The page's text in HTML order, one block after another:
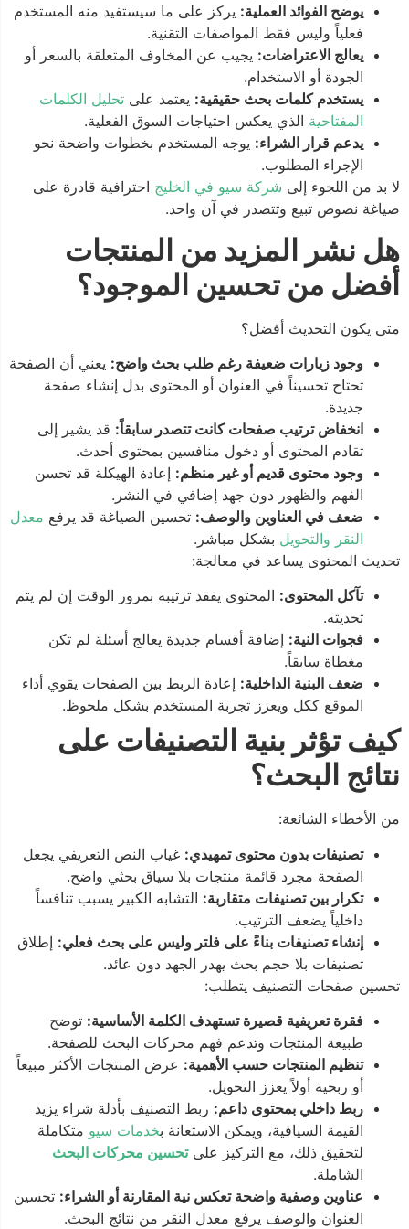
يوضح الفوائد العملية:يركز على ما سيستفيد منه المستخدم
فعلياً وليس فقط المواصفات التقنية.
يعالج الاعتراضات:يجيب عن المخاوف المتعلقة بالسعر أو
الجودة أو الاستخدام.
يستخدم كلمات بحث حقيقية:يعتمد على تحليل الكلمات
المفتاحيةالذي يعكس احتياجات السوق الفعلية.
يدعم قرار الشراء:يوجه المستخدم بخطوات واضحة نحو
الإجراء المطلوب.
لا بد من اللجوء إلى شركة سيو في الخليجاحترافية قادرة على
صياغة نصوص تبيع وتتصدر في آن واحد.
هل نشر المزيد من المنتجات
أفضل من تحسين الموجود؟
متى يكون التحديث أفضل؟
وجود زيارات ضعيفة رغم طلب بحث واضح:يعني أن الصفحة
تحتاج تحسيناً في العنوان أو المحتوى بدل إنشاء صفحة
جديدة.
انخفاض ترتيب صفحات كانت تتصدر سابقاً:قد يشير إلى
تقادم المحتوى أو دخول منافسين بمحتوى أحدث.
وجود محتوى قديم أو غير منظم:إعادة الهيكلة قد تحسن
الفهم والظهور دون جهد إضافي في النشر.
ضعف في العناوين والوصف:تحسين الصياغة قد يرفع معدل
النقر والتحويل بشكل مباشر.
تحديث المحتوى يساعد في معالجة:
تآكل المحتوى:المحتوى يفقد ترتيبه بمرور الوقت إن لم يتم
تحديثه.
فجوات النية:إضافة أقسام جديدة يعالج أسئلة لم تكن
مغطاة سابقاً.
ضعف البنية الداخلية:إعادة الربط بين الصفحات يقوي أداء
الموقع ككل ويعزز تجربة المستخدم بشكل ملحوظ.
كيف تؤثر بنية التصنيفات على
نتائج البحث؟
من الأخطاء الشائعة:
تصنيفات بدون محتوى تمهيدي:غياب النص التعريفي يجعل
الصفحة مجرد قائمة منتجات بلا سياق بحثي واضح.
تكرار بين تصنيفات متقاربة:التشابه الكبير يسبب تنافساً
داخلياً يضعف الترتيب.
إنشاء تصنيفات بناءً على فلتر وليس على بحث فعلي:إطلاق
تصنيفات بلا حجم بحث يهدر الجهد دون عائد.
تحسين صفحات التصنيف يتطلب:
فقرة تعريفية قصيرة تستهدف الكلمة الأساسية:توضح
طبيعة المنتجات وتدعم فهم محركات البحث للصفحة.
تنظيم المنتجات حسب الأهمية:عرض المنتجات الأكثر مبيعاً
أو ربحية أولاً يعزز التحويل.
ربط داخلي بمحتوى داعم:ربط التصنيف بأدلة شراء يزيد
القيمة السياقية، ويمكن الاستعانة ب خدمات سيومتكاملة
لتحقيق ذلك، مع التركيز على تحسين محركات البحث
الشاملة.
عناوين وصفية واضحة تعكس نية المقارنة أو الشراء:تحسين
العنوان والوصف يرفع معدل النقر من نتائج البحث.